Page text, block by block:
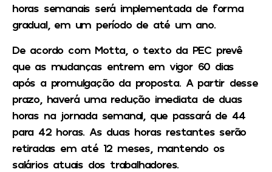
horas semanais será implementada de forma
gradual, em um período de até um ano.
De acordo com Motta, o texto da PEC prevê
que as mudanças entrem em vigor 60 dias
após a promulgação da proposta. A partir desse
prazo, haverá uma redução imediata de duas
horas na jornada semanal, que passará de 44
para 42 horas. As duas horas restantes serão
retiradas em até 12 meses, mantendo os
salários atuais dos trabalhadores.